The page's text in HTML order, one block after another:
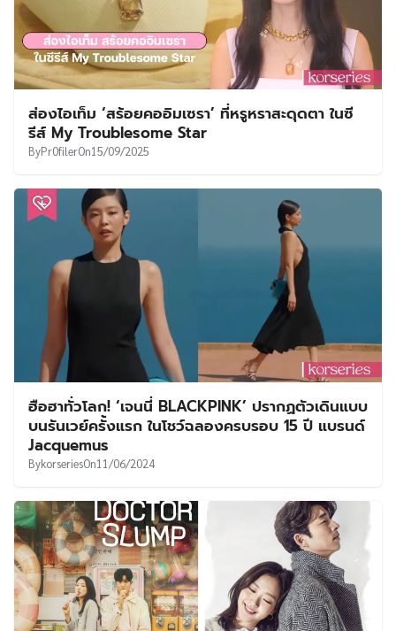
ส่องไอเท็ม ‘สร้อยคออิมเซรา’ ที่หรูหราสะดุดตา ในซี
รีส์ My Troublesome Star
ByPr0filerOn15/09/2025
ฮือฮาทั่วโลก! ‘เจนนี่ BLACKPINK’ ปรากฏตัวเดินแบบ
บนรันเวย์ครั้งแรก ในโชว์ฉลองครบรอบ 15 ปี แบรนด์
Jacquemus
BykorseriesOn11/06/2024